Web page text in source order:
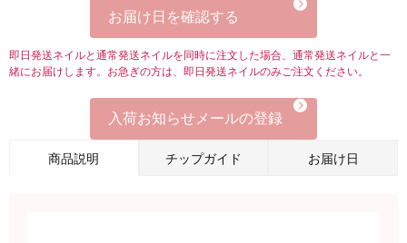
お届け日を確認する
即日発送ネイルと通常発送ネイルを同時に注文した場合、通常発送ネイルと一
緒にお届けします。お急ぎの方は、即日発送ネイルのみご注文ください。
入荷お知らせメールの登録
商品説明 チップガイド お届け日